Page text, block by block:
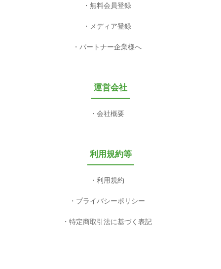
無料会員登録
メディア登録
パートナー企業様へ
運営会社
会社概要
利用規約等
利用規約
プライバシーポリシー
特定商取引法に基づく表記